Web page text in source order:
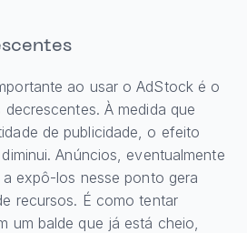
ao usar o AdStock é o
À medida que
de publicidade, o efeito
Anúncios, eventualmente
expô-los nesse ponto gera
recursos. É como tentar
um balde que já está cheio,